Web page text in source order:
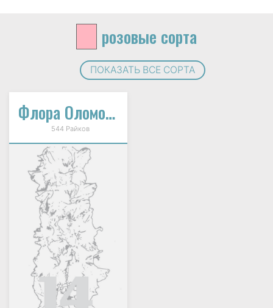
розовые сорта
ПОКАЗАТЬ ВСЕ СОРТА
Флора Оломоуц
544 Райков